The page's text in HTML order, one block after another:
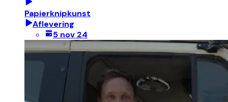
Papierknipkunst
Aflevering
5 nov 24